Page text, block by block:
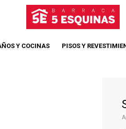
Y COCINAS PISOS Y